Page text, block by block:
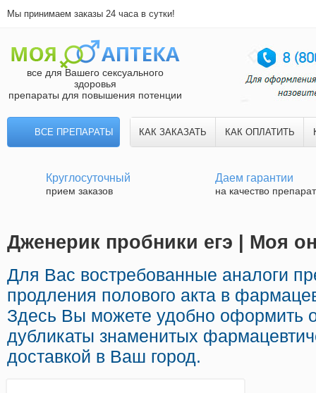
Мы принимаем заказы 24 часа в сутки!
все для Вашего сексуального
здоровья
препараты для повышения потенции
ВСЕ ПРЕПАРАТЫ КАК ЗАКАЗАТЬ КАК ОПЛАТИТЬ
Круглосуточный
прием заказов
Даем гарантии
на качество
Дженерик пробники егэ | Моя
Для Вас востребованные аналоги
продления полового акта в
Здесь Вы можете удобно оформить
дубликаты знаменитых
доставкой в Ваш город.